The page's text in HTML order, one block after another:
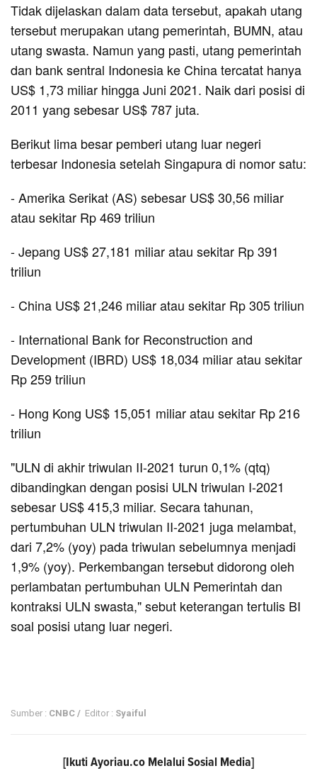
Tidak dijelaskan dalam data tersebut, apakah utang
tersebut merupakan utang pemerintah, BUMN, atau
utang swasta. Namun yang pasti, utang pemerintah
dan bank sentral Indonesia ke China tercatat hanya
US$ 1,73 miliar hingga Juni 2021. Naik dari posisi di
2011 yang sebesar US$ 787 juta.
Berikut lima besar pemberi utang luar negeri
terbesar Indonesia setelah Singapura di nomor satu:
- Amerika Serikat (AS) sebesar US$ 30,56 miliar
atau sekitar Rp 469 triliun
- Jepang US$ 27,181 miliar atau sekitar Rp 391
triliun
- China US$ 21,246 miliar atau sekitar Rp 305 triliun
- International Bank for Reconstruction and
Development (IBRD) US$ 18,034 miliar atau sekitar
Rp 259 triliun
- Hong Kong US$ 15,051 miliar atau sekitar Rp 216
triliun
"ULN di akhir triwulan II-2021 turun 0,1% (qtq)
dibandingkan dengan posisi ULN triwulan I-2021
sebesar US$ 415,3 miliar. Secara tahunan,
pertumbuhan ULN triwulan II-2021 juga melambat,
dari 7,2% (yoy) pada triwulan sebelumnya menjadi
1,9% (yoy). Perkembangan tersebut didorong oleh
perlambatan pertumbuhan ULN Pemerintah dan
kontraksi ULN swasta," sebut keterangan tertulis BI
soal posisi utang luar negeri.
Sumber : CNBC / Editor : Syaiful
[Ikuti Ayoriau.co Melalui Sosial Media]